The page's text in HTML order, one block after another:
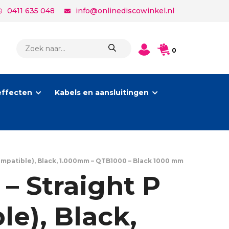
0411 635 048 info@onlinediscowinkel.nl
ZOEKEN
0
Kabels en aansluitingen
Black, 1.000mm – QTB1000 – Black 1000 mm
– Straight P
Black,